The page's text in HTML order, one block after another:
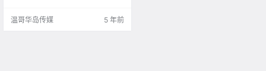
温哥华岛传媒 5 年前